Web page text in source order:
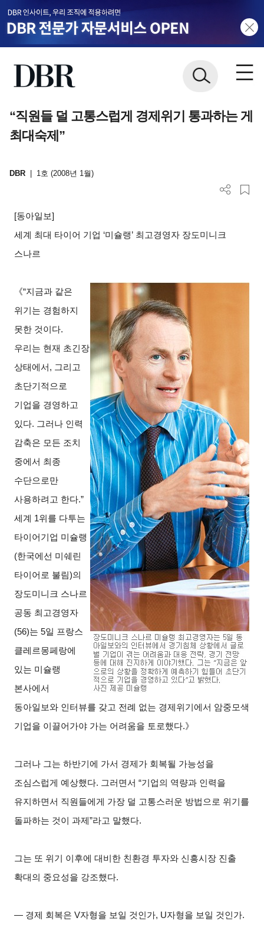
“직원들 덜 고통스럽게 경제위기 통과하는 게
최대숙제”
DBR 1호 (2008년 1월)
[동아일보]
세계 최대 타이어 기업 ‘미슐랭’ 최고경영자 장도미니크
스나르
《“지금과 같은
위기는 경험하지
못한 것이다.
우리는 현재 초긴장
상태에서, 그리고
초단기적으로
기업을 경영하고
있다. 그러나 인력
감축은 모든 조치
중에서 최종
수단으로만
사용하려고 한다.”
세계 1위를 다투는
타이어기업 미슐랭
(한국에선 미쉐린
타이어로 불림)의
장도미니크 스나르
공동 최고경영자
(56)는 5일 프랑스
클레르몽페랑에
있는 미슐랭
본사에서
동아일보와 인터뷰를 갖고 전례 없는 경제위기에서 암중모색
기업을 이끌어가야 가는 어려움을 토로했다.》
그러나 그는 하반기에 가서 경제가 회복될 가능성을
조심스럽게 예상했다. 그러면서 “기업의 역량과 인력을
유지하면서 직원들에게 가장 덜 고통스러운 방법으로 위기를
돌파하는 것이 과제”라고 말했다.
그는 또 위기 이후에 대비한 친환경 투자와 신흥시장 진출
확대의 중요성을 강조했다.
― 경제 회복은 V자형을 보일 것인가, U자형을 보일 것인가.